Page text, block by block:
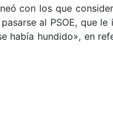
con los que
al PSOE, que
hundido», en